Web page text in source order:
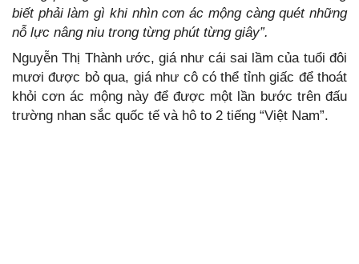
biết phải làm gì khi nhìn cơn ác mộng càng quét những
nỗ lực nâng niu trong từng phút từng giây”.
Nguyễn Thị Thành ước, giá như cái sai lầm của tuổi đôi
mươi được bỏ qua, giá như cô có thể tỉnh giấc để thoát
khỏi cơn ác mộng này để được một lần bước trên đấu
trường nhan sắc quốc tế và hô to 2 tiếng “Việt Nam”.